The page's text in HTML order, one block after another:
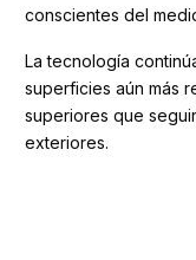
conscientes del
La tecnología
superficies aún más
superiores que
exteriores.